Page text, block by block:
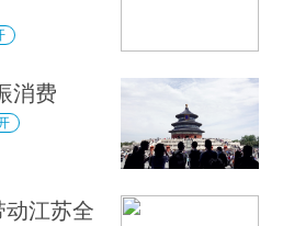
消费
动江苏全